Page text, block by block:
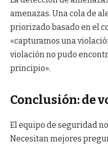
amenazas. Una cola de
priorizado basado en el
«capturamos una
violación no pudo
principio».
Conclusión: de
El equipo de seguridad
Necesitan mejores